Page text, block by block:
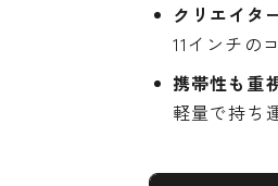
クリエイタ
11インチの
携帯性も重
軽量で持ち